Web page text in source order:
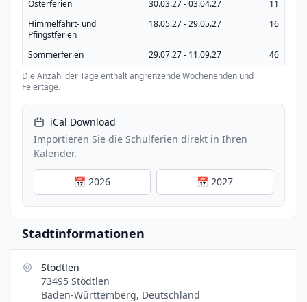
Osterferien
30.03.27 - 03.04.27
11
Himmelfahrt- und
Pfingstferien
18.05.27 - 29.05.27 16
Sommerferien 29.07.27 - 11.09.27
46
Die Anzahl der Tage enthält angrenzende Wochenenden und
Feiertage.
iCal Download
Importieren Sie die Schulferien direkt in Ihren
Kalender.
📅 2026 📅 2027
Stadtinformationen
Stödtlen
73495 Stödtlen
Baden-Württemberg, Deutschland